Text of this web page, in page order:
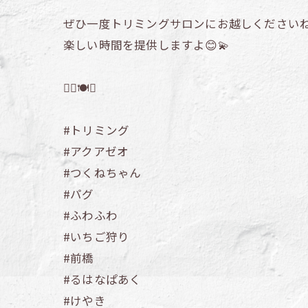
ぜひ一度トリミングサロンにお越しください
楽しい時間を提供しますよ😊💫
🐕‍🦺🍽️🌟
#トリミング
#アクアゼオ
#つくねちゃん
#パグ
#ふわふわ
#いちご狩り
#前橋
#るはなぱあく
#けやき